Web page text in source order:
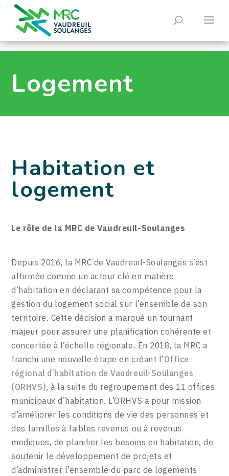
Logement
Habitation et
logement
Le rôle de la MRC de Vaudreuil-Soulanges
Depuis 2016, la MRC de Vaudreuil-Soulanges s’est
affirmée comme un acteur clé en matière
d’habitation en déclarant sa compétence pour la
gestion du logement social sur l’ensemble de son
territoire. Cette décision a marqué un tournant
majeur pour assurer une planification cohérente et
concertée à l’échelle régionale. En 2018, la MRC a
franchi une nouvelle étape en créant l’Office
régional d’habitation de Vaudreuil-Soulanges
(ORHVS), à la suite du regroupement des 11 offices
municipaux d’habitation. L’ORHVS a pour mission
d’améliorer les conditions de vie des personnes et
des familles à faibles revenus ou à revenus
modiques, de planifier les besoins en habitation, de
soutenir le développement de projets et
d’administrer l’ensemble du parc de logements